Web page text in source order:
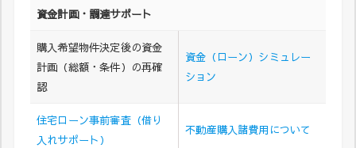
資金計画・調達サポート
購入希望物件決定後の資金
計画（総額・条件）の再確
認
資金（ローン）シミュレー
ション
住宅ローン事前審査（借り
入れサポート）
不動産購入諸費用について